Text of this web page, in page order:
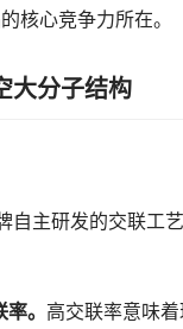
核心竞争力所在。
大分子结构
自主研发的交联工
。 高交联率意味